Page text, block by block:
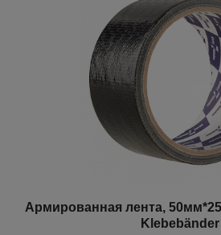
Армированная лента,
Klebebänder